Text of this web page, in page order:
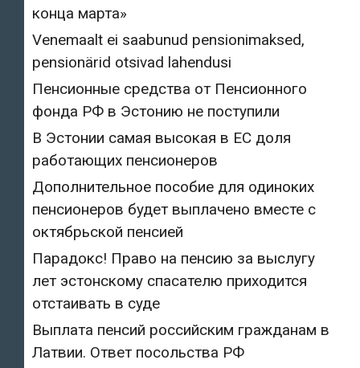
конца марта»
Venemaalt ei saabunud pensionimaksed,
pensionärid otsivad lahendusi
Пенсионные средства от Пенсионного
фонда РФ в Эстонию не поступили
В Эстонии самая высокая в ЕС доля
работающих пенсионеров
Дополнительное пособие для одиноких
пенсионеров будет выплачено вместе с
октябрьской пенсией
Парадокс! Право на пенсию за выслугу
лет эстонскому спасателю приходится
отстаивать в суде
Выплата пенсий российским гражданам в
Латвии. Ответ посольства РФ